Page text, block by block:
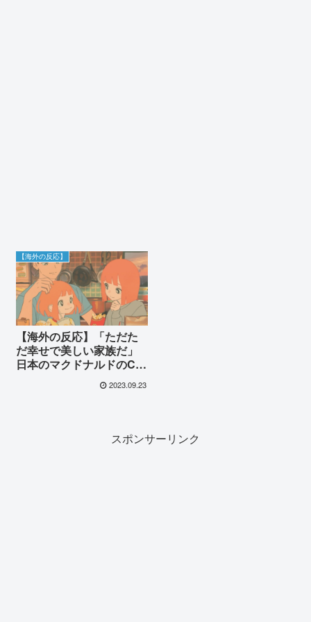
【海外の反応】
【海外の反応】「ただた
だ幸せで美しい家族だ」
日本のマクドナルドのCM
2023.09.23
スポンサーリンク